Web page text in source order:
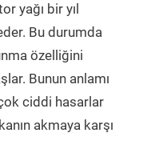
yağı bir yıl
Bu durumda
özelliğini
Bunun anlamı
ciddi hasarlar
akmaya karşı